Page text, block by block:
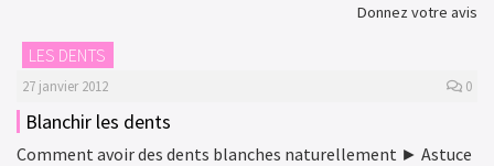
Donnez votre avis
LES DENTS
27 janvier 2012 0
Blanchir les dents
Comment avoir des dents blanches naturellement ► Astuce